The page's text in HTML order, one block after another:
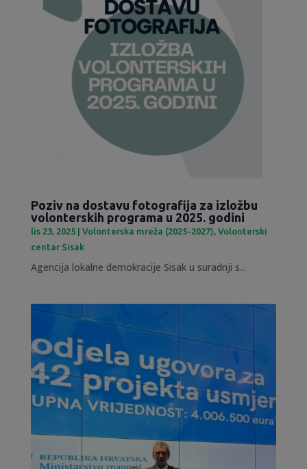
Poziv na dostavu fotografija za izložbu
volonterskih programa u 2025. godini
lis 23, 2025| Volonterska mreža (2025-2027) Volonterski
centar Sisak
Agencija lokalne demokracije Sisak u suradnji s...